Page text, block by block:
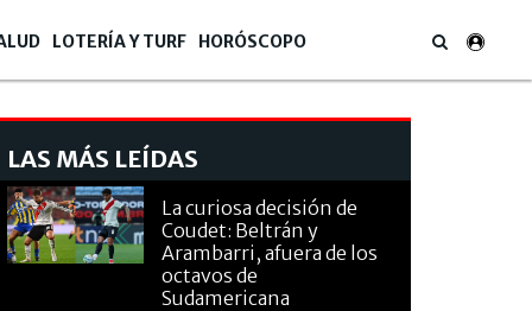
LOTERÍA Y TURF HORÓSCOPO
LAS MÁS LEÍDAS
La curiosa decisión de
Coudet: Beltrán y
Arambarri, afuera de los
octavos de
Sudamericana